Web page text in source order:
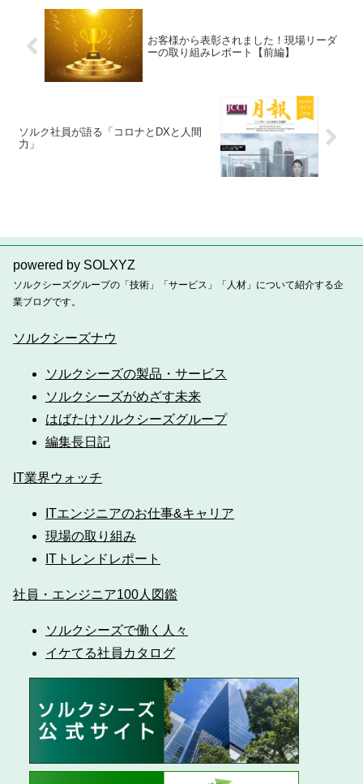
お客様から表彰されました！現場リーダ
ーの取り組みレポート【前編】
ソルク社員が語る「コロナとDXと人間
力」
powered by SOLXYZ
ソルクシーズグループの「技術」「サービス」「人材」について紹介する企
業ブログです。
ソルクシーズナウ
ソルクシーズの製品・サービス
ソルクシーズがめざす未来
はばたけソルクシーズグループ
編集長日記
IT業界ウォッチ
ITエンジニアのお仕事&キャリア
現場の取り組み
ITトレンドレポート
社員・エンジニア100人図鑑
ソルクシーズで働く人々
イケてる社員カタログ